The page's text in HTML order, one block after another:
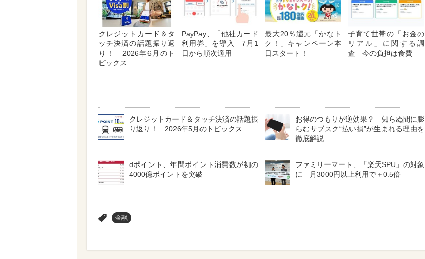
クレジットカード＆タ
ッチ決済の話題振り返
り！ 2026年6月のト
ピックス
PayPay、「他社カード
利用券」を導入 7月1
日から順次適用
最大20％還元「かなト
ク！」キャンペーン本
日スタート！
子育て世帯の「お金の
リアル」に関する調
査 今の負担は食費
クレジットカード＆タッチ決済の話題振
り返り！ 2026年5月のトピックス
お得のつもりが逆効果？ 知らぬ間に膨
らむサブスク“払い損”が生まれる理由を
徹底解説
dポイント、年間ポイント消費数が初の
4000億ポイントを突破
ファミリーマート、「楽天SPU」の対象
に 月3000円以上利用で＋0.5倍
金融